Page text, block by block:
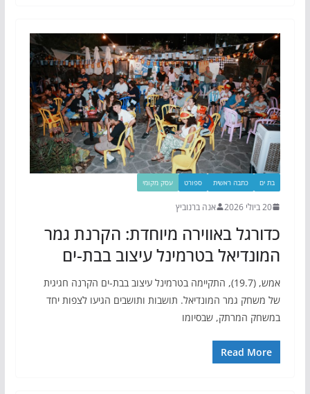
בת ים כתבה ראשית ספורט עסק מקומי
20 ביולי 2026 אנה ברנוביץ
כדורגל באווירה מיוחדת: הקרנת גמר
המונדיאל בטרמינל עיצוב בבת-ים
אמש, (19.7), התקיימה בטרמינל עיצוב בבת-ים הקרנה חגיגית
של משחק גמר המונדיאל. תושבות ותושבים הגיעו לצפות יחד
במשחק המרתק, שבסיומו
Read More